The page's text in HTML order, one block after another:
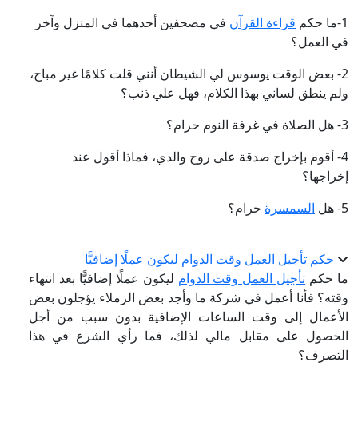
1-ما حكم
قراءة القرآن في مصحفين أحدهما في المنزل وآخر
في العمل؟
2- بعض الوقت يوسوس لي الشيطان أنني قلت كلامًا غير مباح،
ولم ينطق لساني بهذا الكلام، فهل علي ذنب؟
3- هل الصلاة في غرفة النوم حرام؟
4- أقوم بإخراج صدقة على روح والدي، فماذا أقول عند
إخراجها؟
5- هل
السمسرة حرام؟
حكم تأجيل العمل وقت الدوام ليكون عملًا إضافيًّا
ما حكم تأجيل العمل وقت الدوام ليكون عملًا إضافيًّا بعد انتهاء
وقته؟ فأنا أعمل في شركة ما وأجد بعض الزملاء يؤجلون بعض
الأعمال إلى وقت الساعات الإضافية بدون سبب من أجل
الحصول على مقابل مالي لذلك، فما رأي الشرع في هذا
التصرف؟